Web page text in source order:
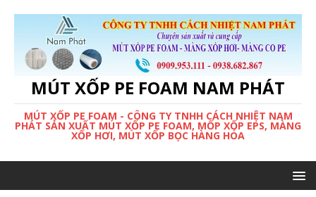
MÚT XỐP PE FOAM NAM PHÁT
MÚT XỐP PE FOAM - CÔNG TY TNHH CÁCH NHIỆT NAM
PHÁT SẢN XUẤT MÚT XỐP PE FOAM, MỐP XỐP EPS, MÀNG
XỐP HƠI, MÚT XỐP BỌC HÀNG HÓA